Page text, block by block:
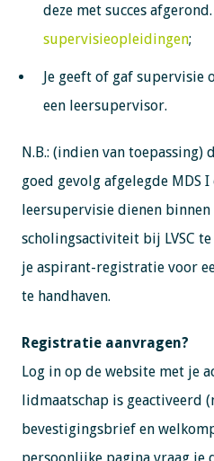
deze met succes afgerond.
supervisieopleidingen;
Je geeft of gaf supervisie
een leersupervisor.
N.B.: (indien van toepassing)
goed gevolg afgelegde MDS I
leersupervisie dienen binnen
scholingsactiviteit bij LVSC
je aspirant-registratie voor
te handhaven.
Registratie aanvragen?
Log in op de website met je
lidmaatschap is geactiveerd
bevestigingsbrief en